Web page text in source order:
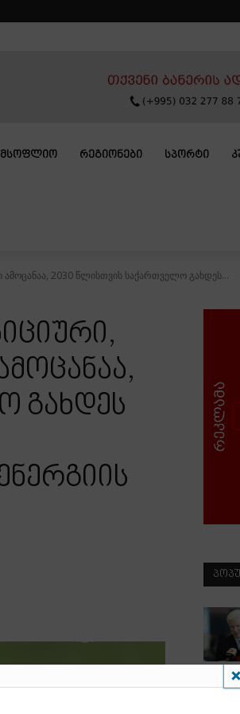
ᲛᲡᲝᲤᲚᲘᲝ ᲠᲔᲒᲘᲝᲜᲔᲑᲘ ᲡᲞᲝᲠᲢᲘ
ამოცანაა, 2030 წლისთვის საქართველო გახდეს...
გახდეს